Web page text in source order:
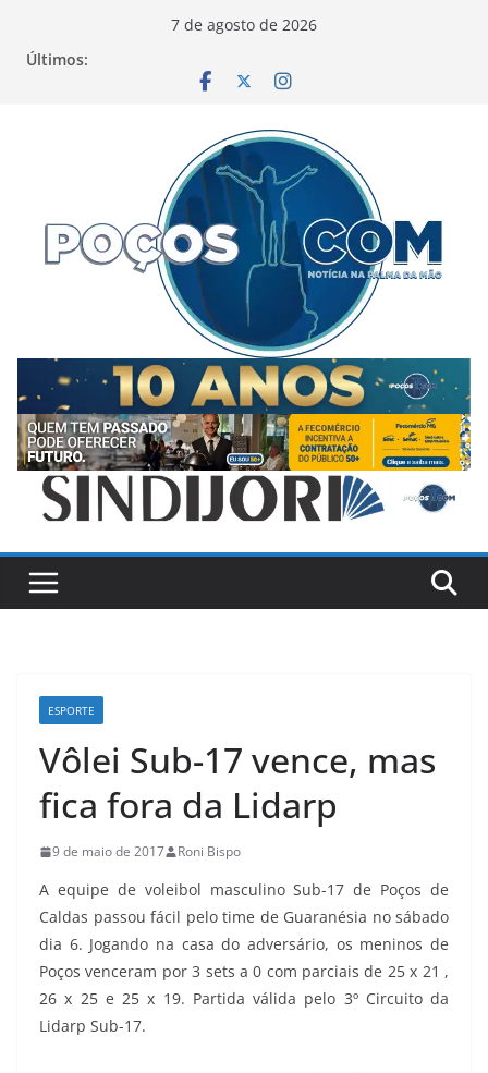
7 de agosto de 2026
Últimos:
ESPORTE
Vôlei Sub-17 vence, mas
fica fora da Lidarp
9 de maio de 2017 Roni Bispo
A equipe de voleibol masculino Sub-17 de Poços de
Caldas passou fácil pelo time de Guaranésia no sábado
dia 6. Jogando na casa do adversário, os meninos de
Poços venceram por 3 sets a 0 com parciais de 25 x 21 ,
26 x 25 e 25 x 19. Partida válida pelo 3º Circuito da
Lidarp Sub-17.